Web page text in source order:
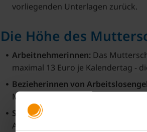
vorliegenden Unterlagen zurück.
Die Höhe des
Arbeitnehmerinnen: Das
maximal 13 Euro je Kalendertag -
Bezieherinnen von
Mutterschaftsgeldes.
Selbstständige:
Bei
Arbeitseinkommens. Dies